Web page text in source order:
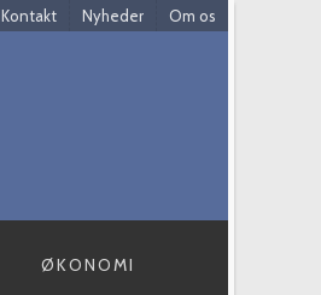
Kontakt Nyheder Om os
ØKONOMI